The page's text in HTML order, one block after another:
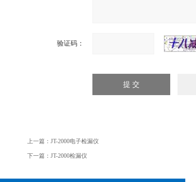
验证码：
上一篇： JT-2000电子检漏仪
下一篇： JT-2000检漏仪